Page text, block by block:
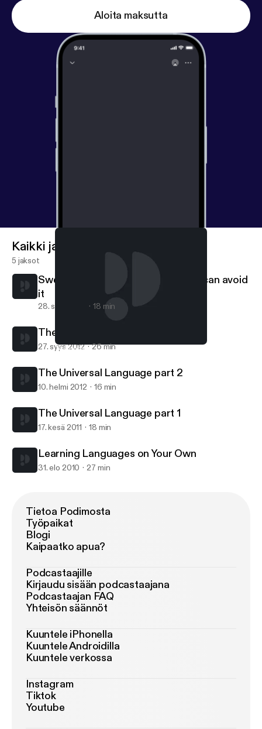
Aloita maksutta
The Universal Language part 1
Kaikki jaksot
5 jaksot
Swenglish Grammar - and how you can avoid
it
28. syys 2012 18 min
The Universal Language part 3
27. syys 2012 26 min
The Universal Language part 2
10. helmi 2012 16 min
The Universal Language part 1
17. kesä 2011 18 min
Learning Languages on Your Own
31. elo 2010 27 min
Tietoa Podimosta
Työpaikat
Blogi
Kaipaatko apua?
Podcastaajille
Kirjaudu sisään podcastaajana
Podcastaajan FAQ
Yhteisön säännöt
Kuuntele iPhonella
Kuuntele Androidilla
Kuuntele verkossa
Instagram
Tiktok
Youtube